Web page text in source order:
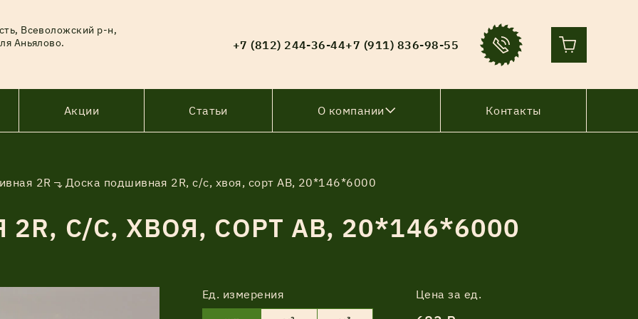
Всеволожский р-н,
Аньялово.
+7 (812) 244-36-44+7 (911) 836-98-55
Акции Статьи О компании Контакты
2R Доска подшивная 2R, с/с, хвоя, сорт АВ, 20*146*6000
С/С, ХВОЯ, СОРТ АВ, 20*146*6000
Ед. измерения
Цена за ед.